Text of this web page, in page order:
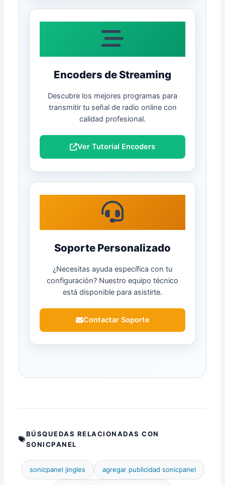
Encoders de Streaming
Descubre los mejores programas para
transmitir tu señal de radio online con
calidad profesional.
Ver Tutorial Encoders
Soporte Personalizado
¿Necesitas ayuda específica con tu
configuración? Nuestro equipo técnico
está disponible para asistirte.
Contactar Soporte
BÚSQUEDAS RELACIONADAS CON
SONICPANEL
sonicpanel jingles agregar publicidad sonicpanel